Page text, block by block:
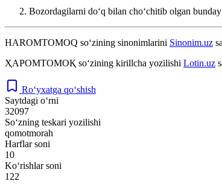
Bozordagilarni doʻq bilan choʻchitib olgan
HAROMTOMOQ so‘zining sinonimlarini Sinonim.uz
ҲАРОМТОМОҚ so‘zining kirillcha yozilishi Lotin.uz
Ro‘yxatga qo‘shish
Saytdagi o‘rni
32097
So‘zning teskari yozilishi
qomotmorah
Harflar soni
10
Ko‘rishlar soni
122